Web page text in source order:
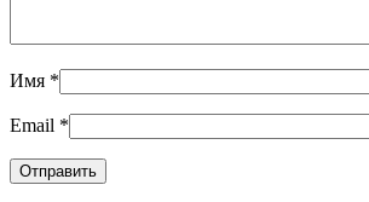
Имя *
Email *